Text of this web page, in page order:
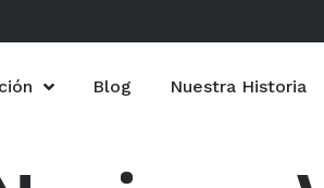
Blog Nuestra Historia